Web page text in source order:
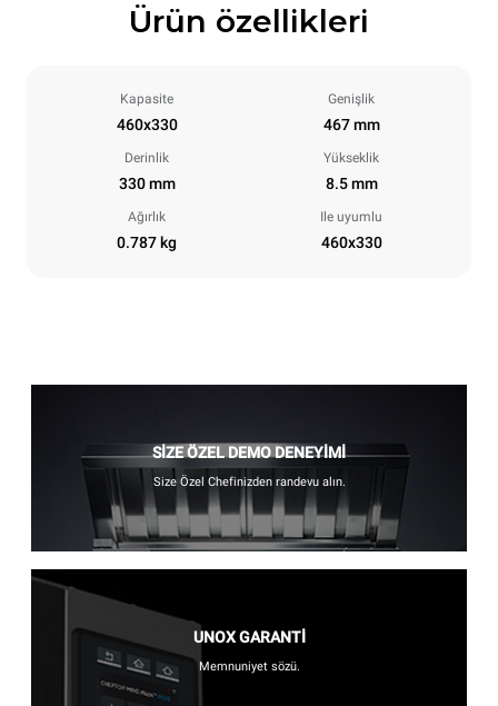
Ürün özellikleri
Kapasite
460x330
Genişlik
467 mm
Derinlik
330 mm
Yükseklik
8.5 mm
Ağırlık
0.787 kg
Ile uyumlu
460x330
SİZE ÖZEL DEMO DENEYİMİ
Size Özel Chefinizden randevu alın.
UNOX GARANTİ
Memnuniyet sözü.